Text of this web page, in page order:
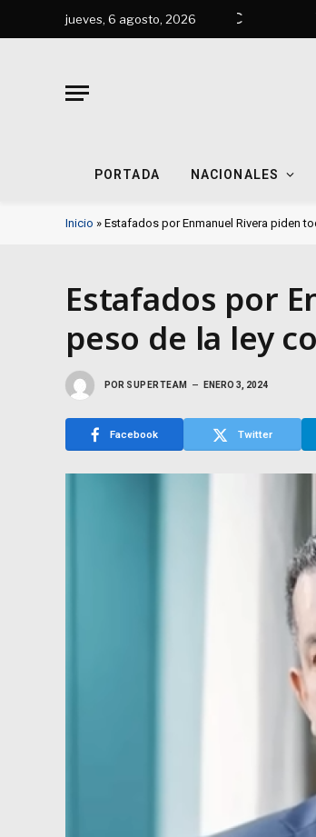
jueves, 6 agosto, 2026
6 Ago 41°C
PORTADA NACIONALES
Inicio » Estafados por Enmanuel Rivera piden
Estafados por
peso de la ley
POR SUPERTEAM ENERO 3, 2024
Facebook Twitter